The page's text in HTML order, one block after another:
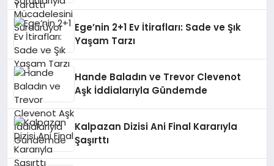
Ege’nin 2+1 Ev İtirafları: Sade ve Şık
Yaşam Tarzı
Hande Baladın ve Trevor Clevenot
Aşk İddialarıyla Gündemde
Kalpazan Dizisi Ani Final Kararıyla
Şaşırttı